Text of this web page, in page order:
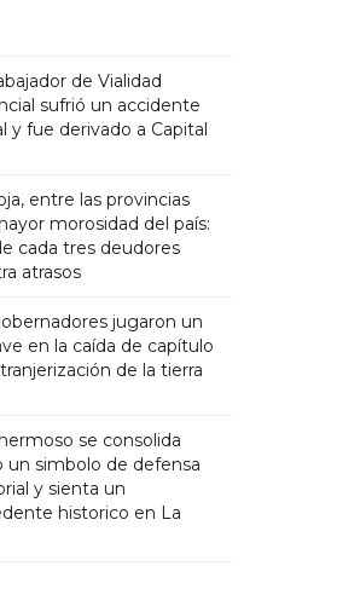
de Vialidad
sufrió un accidente
y fue derivado a Capital
entre las provincias
morosidad del país:
cada tres deudores
atrasos
jugaron un
en la caída de capítulo
de la tierra
se consolida
un simbolo de defensa
y sienta un
historico en La